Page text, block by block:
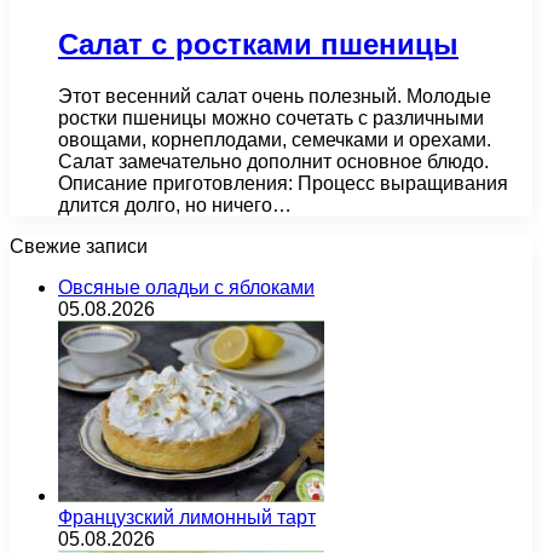
Салат с ростками пшеницы
Этот весенний салат очень полезный. Молодые
ростки пшеницы можно сочетать с различными
овощами, корнеплодами, семечками и орехами.
Салат замечательно дополнит основное блюдо.
Описание приготовления: Процесс выращивания
длится долго, но ничего…
Свежие записи
Овсяные оладьи с яблоками
05.08.2026
Французский лимонный тарт
05.08.2026